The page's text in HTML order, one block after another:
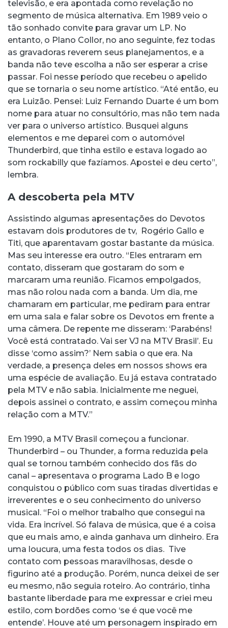
televisão, e era apontada como revelação no
segmento de música alternativa. Em 1989 veio o
tão sonhado convite para gravar um LP. No
entanto, o Plano Collor, no ano seguinte, fez todas
as gravadoras reverem seus planejamentos, e a
banda não teve escolha a não ser esperar a crise
passar. Foi nesse período que recebeu o apelido
que se tornaria o seu nome artístico. “Até então, eu
era Luizão. Pensei: Luiz Fernando Duarte é um bom
nome para atuar no consultório, mas não tem nada
ver para o universo artístico. Busquei alguns
elementos e me deparei com o automóvel
Thunderbird, que tinha estilo e estava logado ao
som rockabilly que fazíamos. Apostei e deu certo”,
lembra.
A descoberta pela MTV
Assistindo algumas apresentações do Devotos
estavam dois produtores de tv, Rogério Gallo e
Titi, que aparentavam gostar bastante da música.
Mas seu interesse era outro. “Eles entraram em
contato, disseram que gostaram do som e
marcaram uma reunião. Ficamos empolgados,
mas não rolou nada com a banda. Um dia, me
chamaram em particular, me pediram para entrar
em uma sala e falar sobre os Devotos em frente a
uma câmera. De repente me disseram: ‘Parabéns!
Você está contratado. Vai ser VJ na MTV Brasil’. Eu
disse ‘como assim?’ Nem sabia o que era. Na
verdade, a presença deles em nossos shows era
uma espécie de avaliação. Eu já estava contratado
pela MTV e não sabia. Inicialmente me neguei,
depois assinei o contrato, e assim começou minha
relação com a MTV.”
Em 1990, a MTV Brasil começou a funcionar.
Thunderbird – ou Thunder, a forma reduzida pela
qual se tornou também conhecido dos fãs do
canal – apresentava o programa Lado B e logo
conquistou o público com suas tiradas divertidas e
irreverentes e o seu conhecimento do universo
musical. “Foi o melhor trabalho que consegui na
vida. Era incrível. Só falava de música, que é a coisa
que eu mais amo, e ainda ganhava um dinheiro. Era
uma loucura, uma festa todos os dias. Tive
contato com pessoas maravilhosas, desde o
figurino até a produção. Porém, nunca deixei de ser
eu mesmo, não seguia roteiro. Ao contrário, tinha
bastante liberdade para me expressar e criei meu
estilo, com bordões como ‘se é que você me
entende’. Houve até um personagem inspirado em